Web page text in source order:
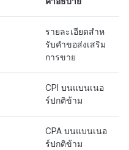
รายละเอียดสำห
รับคำขอส่งเสริม
การขาย
CPI บนแบนเนอ
ร์ปกติข้าม
CPA บนแบนเนอ
ร์ปกติข้าม